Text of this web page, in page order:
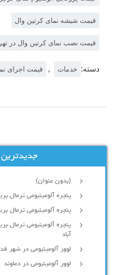
قیمت شیشه نمای کرتین وال
قیمت نصب نمای کرتین وال در
دسته: خدمات , قیمت اجرای
(بدون عنوان)
پنجره آلومینیومی ترمال
پنجره آلومینیومی ترمال
پنجره آلومینیومی
آباد
لوور آلومینیومی در شهر
لوور آلومینیومی در دماوند